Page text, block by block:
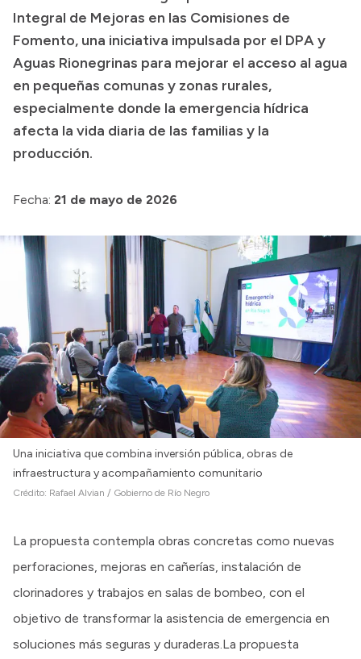
Transparencia
Presupuesto
Boletín Oficial
Compras y licitaciones
Consulta de expedientes
Convocatorias
Login
Integral de Mejoras en las Comisiones de
Fomento, una iniciativa impulsada por el DPA y
Aguas Rionegrinas para mejorar el acceso al agua
en pequeñas comunas y zonas rurales,
especialmente donde la emergencia hídrica
afecta la vida diaria de las familias y la
producción.
Fecha: 21 de mayo de 2026
Una iniciativa que combina inversión pública, obras de
infraestructura y acompañamiento comunitario
Crédito: Rafael Alvian / Gobierno de Río Negro
La propuesta contempla obras concretas como nuevas
perforaciones, mejoras en cañerías, instalación de
clorinadores y trabajos en salas de bombeo, con el
objetivo de transformar la asistencia de emergencia en
soluciones más seguras y duraderas.La propuesta